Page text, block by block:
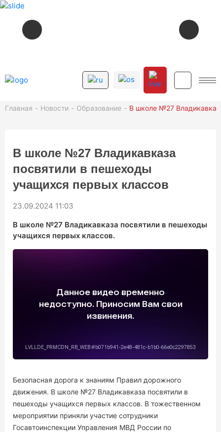
КАСАЕВ. ДИАЛОГИ 12+
15:20 МУЗЫКÆ 12+
16:00 НОВОСТИ
16:20 В СВОЕМ КРУГУ
17:10 МУЗЫКÆ 12+
ТВ ПРОГРАММА
Главная Новости Образование В школе №27
В школе №27 Владикавказа
посвятили в пешеходы
учащихся первых классов
23.09.2024 11:03
В школе №27 Владикавказа посвятили в пешеходы
учащихся первых классов.
Безопасная дорога к знаниям Правил дорожного
движения. В школе №27 Владикавказа посвятили в
пешеходы учащихся первых классов. В тожественном
мероприятии приняли участие сотрудники
Госавтоинспекции Управления МВД России по